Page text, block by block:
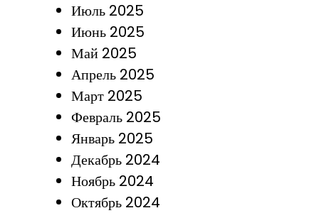
Июль 2025
Июнь 2025
Май 2025
Апрель 2025
Март 2025
Февраль 2025
Январь 2025
Декабрь 2024
Ноябрь 2024
Октябрь 2024